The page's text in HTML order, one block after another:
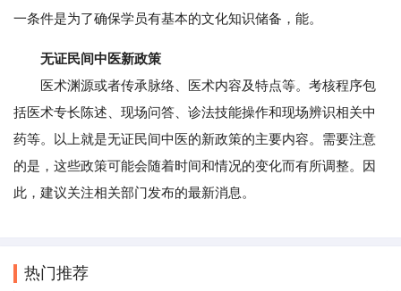
一条件是为了确保学员有基本的文化知识储备，能。
无证民间中医新政策
医术渊源或者传承脉络、医术内容及特点等。考核程序包
括医术专长陈述、现场问答、诊法技能操作和现场辨识相关中
药等。以上就是无证民间中医的新政策的主要内容。需要注意
的是，这些政策可能会随着时间和情况的变化而有所调整。因
此，建议关注相关部门发布的最新消息。
热门推荐